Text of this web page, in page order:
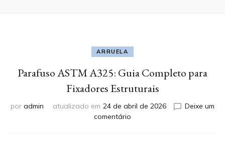
ARRUELA
Parafuso ASTM A325: Guia Completo para
Fixadores Estruturais
por admin atualizado em 24 de abril de 2026
Deixe um
comentário